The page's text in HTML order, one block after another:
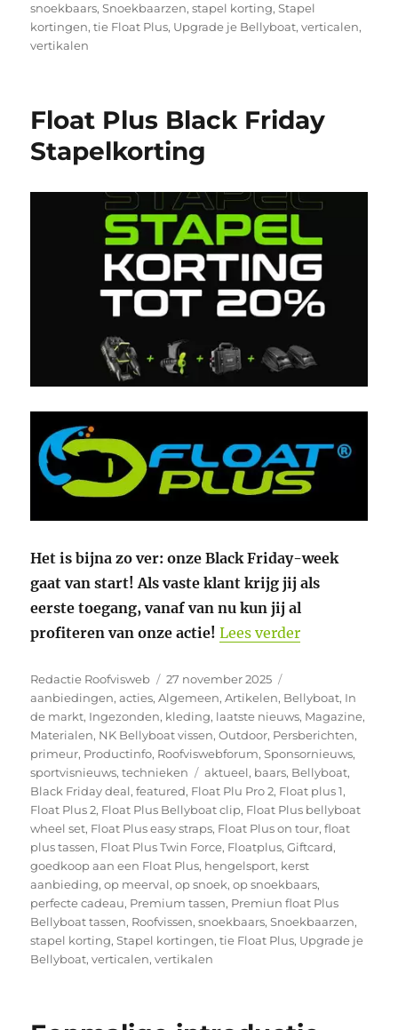
snoekbaars,Snoekbaarzen,stapel korting,Stapel
kortingen,tie Float Plus, Upgrade je Bellyboat,verticalen,
vertikalen
Float Plus Black Friday
Stapelkorting
Het is bijna zo ver: onze Black Friday-week
gaat van start! Als vaste klant krijg jij als
eerste toegang, vanaf van nu kun jij al
profiteren van onze actie! Lees verder“Float Plus
Auteur
Redactie Roofvisweb
Geplaatst
op
27 november 2025
aanbiedingen,acties,Algemeen,Artikelen, Bellyboat, In
de markt, Ingezonden, kleding, laatste nieuws, Magazine,
Materialen, NK Bellyboat vissen,Outdoor, Persberichten,
primeur, Productinfo, Roofviswebforum,Sponsornieuws,
sportvisnieuws,technieken Tags
aktueel, baars, Bellyboat,
Black Friday deal,featured, Float Plu Pro 2, Float plus 1,
Float Plus 2, Float Plus Bellyboat clip, Float Plus bellyboat
wheel set, Float Plus easy straps, Float Plus on tour,float
plus tassen, Float Plus Twin Force, Floatplus,Giftcard,
goedkoop aan een Float Plus, hengelsport, kerst
aanbieding,op meerval,op snoek,op snoekbaars,
perfecte cadeau, Premium tassen, Premiun float Plus
Bellyboat tassen, Roofvissen,snoekbaars,Snoekbaarzen,
stapel korting,Stapel kortingen,tie Float Plus, Upgrade je
Bellyboat,verticalen,vertikalen